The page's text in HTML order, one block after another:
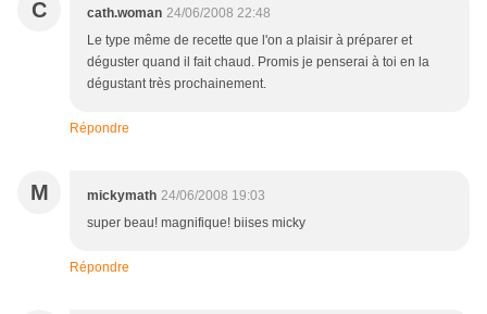
C cath.woman 24/06/2008 22:48
Le type même de recette que l'on a plaisir à préparer et
déguster quand il fait chaud. Promis je penserai à toi en la
dégustant très prochainement.
Répondre
M mickymath 24/06/2008 19:03
super beau! magnifique! biises micky
Répondre